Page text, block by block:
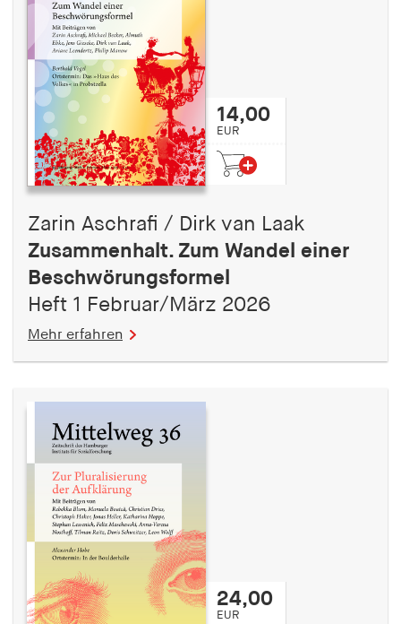
14,00
EUR
Zarin Aschrafi / Dirk van Laak
Zusammenhalt. Zum Wandel einer
Beschwörungsformel
Heft 1 Februar/März 2026
Mehr erfahren
24,00
EUR